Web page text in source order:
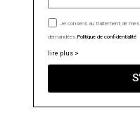
Je consens au traitement de mes
demandées. Politique de confidentialité
lire plus >